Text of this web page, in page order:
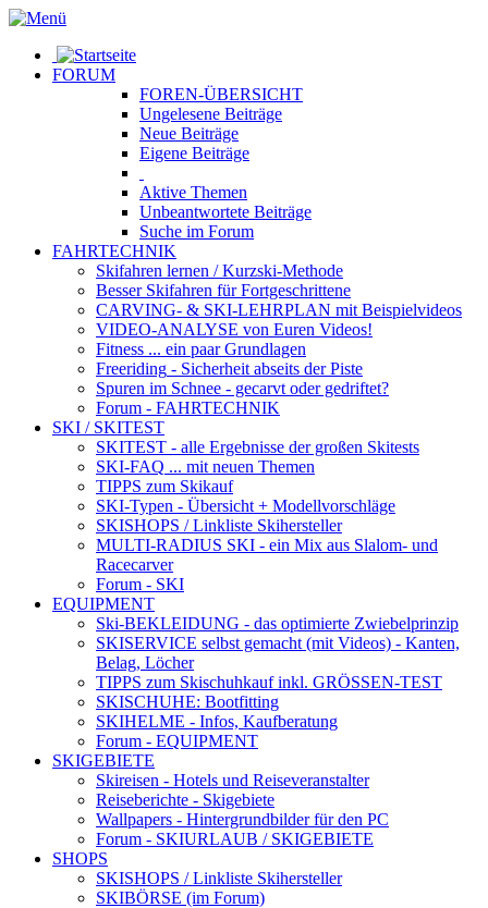
FORUM
FOREN-ÜBERSICHT
Ungelesene Beiträge
Neue Beiträge
Eigene Beiträge
Aktive Themen
Unbeantwortete Beiträge
Suche im Forum
FAHRTECHNIK
Skifahren lernen / Kurzski-Methode
Besser Skifahren für Fortgeschrittene
CARVING- & SKI-LEHRPLAN mit Beispielvideos
VIDEO-ANALYSE von Euren Videos!
Fitness ... ein paar Grundlagen
Freeriding - Sicherheit abseits der Piste
Spuren im Schnee - gecarvt oder gedriftet?
Forum - FAHRTECHNIK
SKI / SKITEST
SKITEST - alle Ergebnisse der großen Skitests
SKI-FAQ ... mit neuen Themen
TIPPS zum Skikauf
SKI-Typen - Übersicht + Modellvorschläge
SKISHOPS / Linkliste Skihersteller
MULTI-RADIUS SKI - ein Mix aus Slalom- und
Racecarver
Forum - SKI
EQUIPMENT
Ski-BEKLEIDUNG - das optimierte Zwiebelprinzip
SKISERVICE selbst gemacht (mit Videos) - Kanten,
Belag, Löcher
TIPPS zum Skischuhkaufinkl. GRÖSSEN-TEST
SKISCHUHE: Bootfitting
SKIHELME - Infos, Kaufberatung
Forum - EQUIPMENT
SKIGEBIETE
Skireisen - Hotels und Reiseveranstalter
Reiseberichte - Skigebiete
Wallpapers - Hintergrundbilder für den PC
Forum - SKIURLAUB / SKIGEBIETE
SHOPS
SKISHOPS / Linkliste Skihersteller
SKIBÖRSE (im Forum)